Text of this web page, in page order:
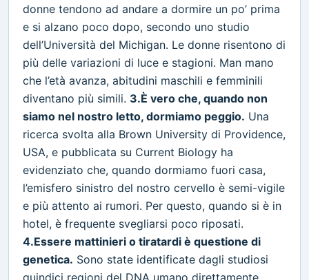
donne tendono ad andare a dormire un po’ prima
e si alzano poco dopo, secondo uno studio
dell’Università del Michigan. Le donne risentono di
più delle variazioni di luce e stagioni. Man mano
che l’età avanza, abitudini maschili e femminili
diventano più simili. 3.È vero che, quando non
siamo nel nostro letto, dormiamo peggio. Una
ricerca svolta alla Brown University di Providence,
USA, e pubblicata su Current Biology ha
evidenziato che, quando dormiamo fuori casa,
l’emisfero sinistro del nostro cervello è semi-vigile
e più attento ai rumori. Per questo, quando si è in
hotel, è frequente svegliarsi poco riposati.
4.Essere mattinieri o tiratardi è questione di
genetica. Sono state identificate dagli studiosi
quindici regioni del DNA umano direttamente